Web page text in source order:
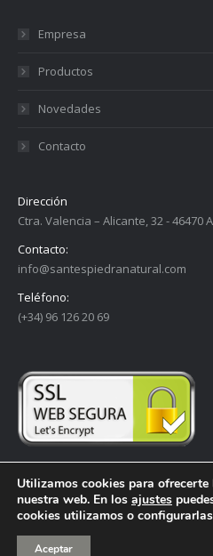
Empresa
Productos
Novedades
Contacto
Dirección
Ctra. Valencia – Alicante, 32 - 46470
Contacto:
info@santespiedranatural.com
Teléfono:
(+34) 96 126 20 69
SANTES © Todos los
Utilizamos cookies para ofrecerte
nuestra web. En los ajustes
cookies utilizamos o
Aceptar